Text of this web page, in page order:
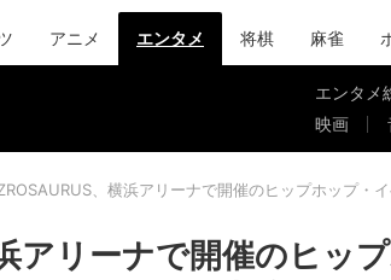
アニメ エンタメ 将棋 麻雀
エンタメ
映画
、横浜アリーナで開催のヒップホップ・
アリーナで開催のヒッ